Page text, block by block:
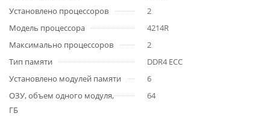
Установлено процессоров
2
Модель процессора
4214R
Максимально процессоров
2
Тип памяти
DDR4 ECC
Установлено модулей памяти
6
ОЗУ, объем одного модуля,
ГБ
64